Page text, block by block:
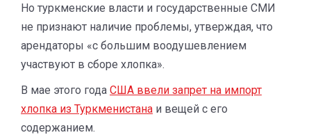
Но туркменские власти и государственные СМИ
не признают наличие проблемы, утверждая, что
арендаторы «с большим воодушевлением
участвуют в сборе хлопка».
В мае этого года США ввели запрет на импорт
хлопка из Туркменистана и вещей с его
содержанием.